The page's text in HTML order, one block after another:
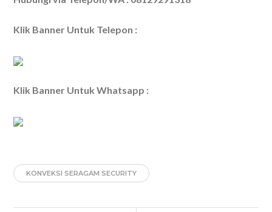
Klik Banner Untuk Telepon :
Klik Banner Untuk Whatsapp :
KONVEKSI SERAGAM SECURITY